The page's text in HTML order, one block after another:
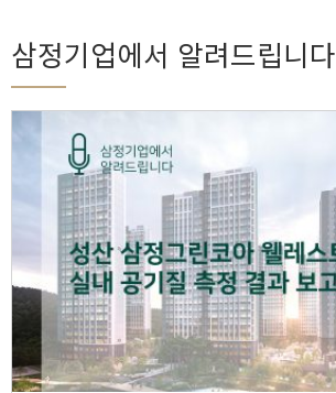
삼정기업에서 알려드립니다